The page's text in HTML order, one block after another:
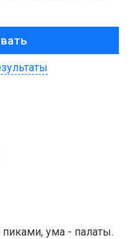
пиками, ума - палаты.